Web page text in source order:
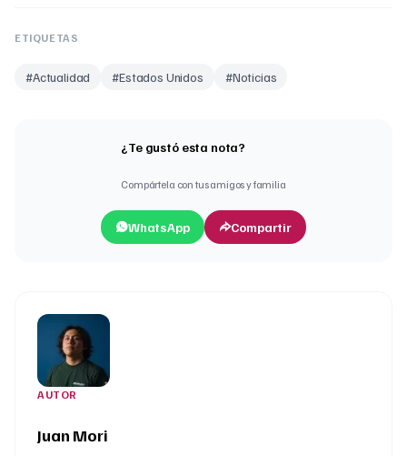
ETIQUETAS
#Actualidad #Estados Unidos #Noticias
¿Te gustó esta nota?
Compártela con tus amigos y familia
WhatsApp Compartir
AUTOR
Juan Mori